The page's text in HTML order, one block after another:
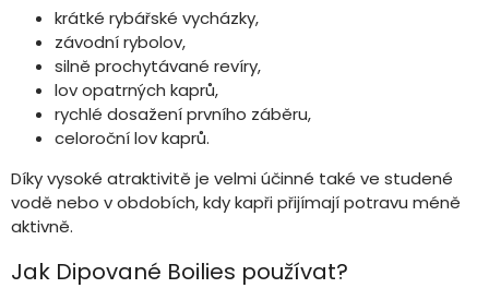
krátké rybářské vycházky,
závodní rybolov,
silně prochytávané revíry,
lov opatrných kaprů,
rychlé dosažení prvního záběru,
celoroční lov kaprů.
Díky vysoké atraktivitě je velmi účinné také ve studené
vodě nebo v obdobích, kdy kapři přijímají potravu méně
aktivně.
Jak Dipované Boilies používat?